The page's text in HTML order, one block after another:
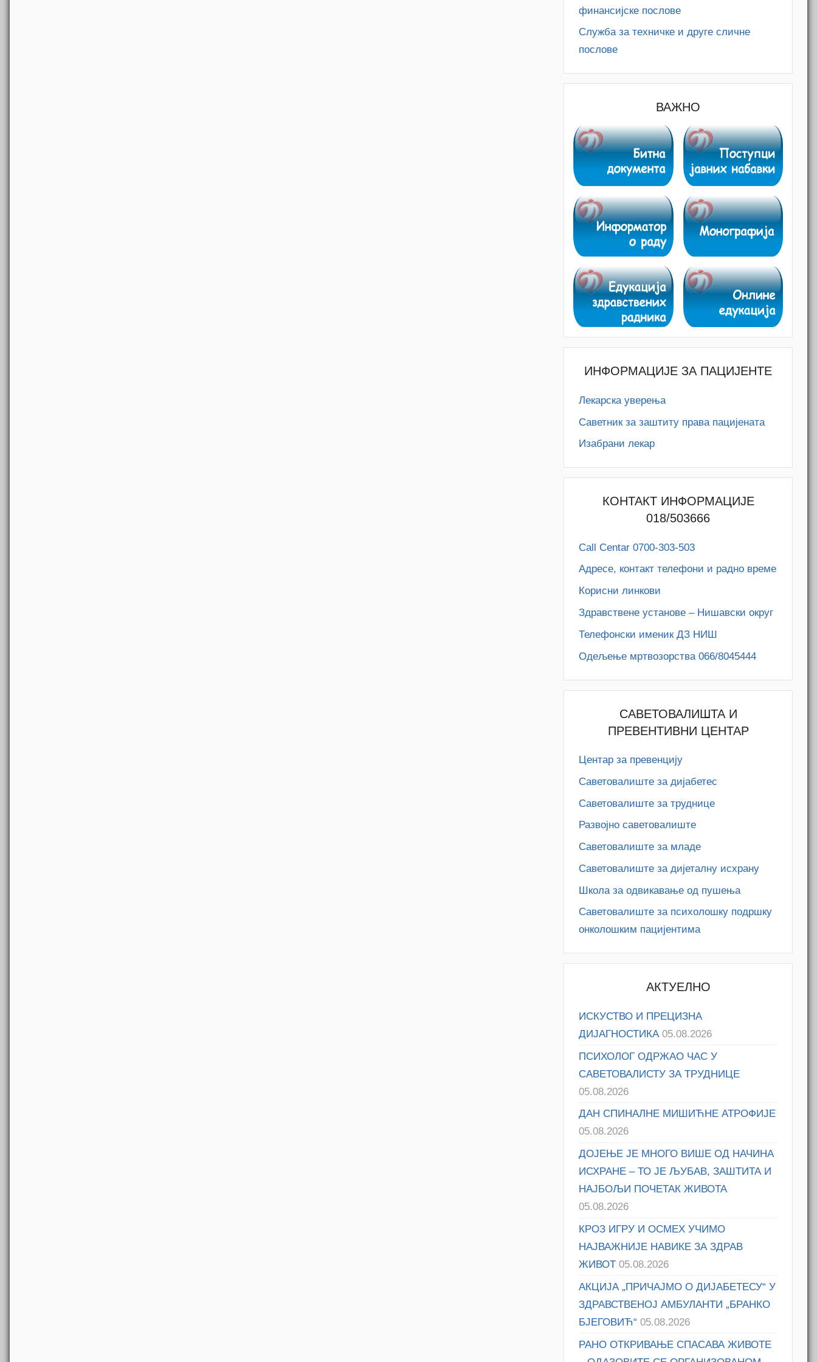
финансијске послове
Служба за техничке и друге сличне
послове
ВАЖНО
ИНФОРМАЦИЈЕ ЗА ПАЦИЈЕНТЕ
Лекарска уверења
Саветник за заштиту права пацијената
Изабрани лекар
КОНТАКТ ИНФОРМАЦИЈЕ
018/503666
Call Centar 0700-303-503
Адресe, контакт телефони и радно време
Корисни линкови
Здравствене установе – Нишавски округ
Телефонски именик ДЗ НИШ
Одељење мртвозорства 066/8045444
САВЕТОВАЛИШТА И
ПРЕВЕНТИВНИ ЦЕНТАР
Центар за превенцију
Саветовалиште за дијабетес
Саветовалиште за труднице
Развојно саветовалиште
Саветовалиште за младе
Саветовалиште за дијеталну исхрану
Школа за одвикавање од пушења
Саветовалиште за психолошку подршку
онколошким пацијентима
АКТУЕЛНО
ИСКУСТВО И ПРЕЦИЗНА
ДИЈАГНОСТИКА 05.08.2026
ПСИХОЛОГ ОДРЖАО ЧАС У
САВЕТОВАЛИСТУ ЗА ТРУДНИЦЕ
05.08.2026
ДАН СПИНАЛНЕ МИШИЋНЕ АТРОФИЈЕ
05.08.2026
ДОЈЕЊЕ ЈЕ МНОГО ВИШЕ ОД НАЧИНА
ИСХРАНЕ – ТО ЈЕ ЉУБАВ, ЗАШТИТА И
НАЈБОЉИ ПОЧЕТАК ЖИВОТА
05.08.2026
КРОЗ ИГРУ И ОСМЕХ УЧИМО
НАЈВАЖНИЈЕ НАВИКЕ ЗА ЗДРАВ
ЖИВОТ 05.08.2026
АКЦИЈА „ПРИЧАЈМО О ДИЈАБЕТЕСУ“ У
ЗДРАВСТВЕНОЈ АМБУЛАНТИ „БРАНКО
БЈЕГОВИЋ“ 05.08.2026
РАНО ОТКРИВАЊЕ СПАСАВА ЖИВОТЕ